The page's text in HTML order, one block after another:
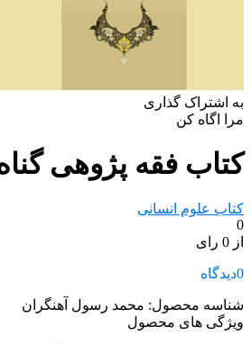
به اشتراک گذاری
مرا اگاه کن
کتاب فقه پژوهی
کتاب علوم انسانی
0
از 0 رای
0دیدگاه
شناسه محصول: محمد رسول آهنگران
ویژگی های محصول